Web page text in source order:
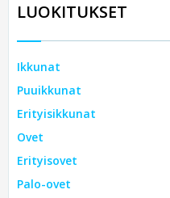
LUOKITUKSET
Ikkunat
Puuikkunat
Erityisikkunat
Ovet
Erityisovet
Palo-ovet